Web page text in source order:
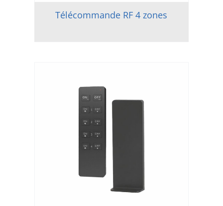
Télécommande RF 4 zones